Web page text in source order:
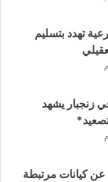
تهدد بتسليم
زنجبار يشهد
عن كيانات مرتبطة